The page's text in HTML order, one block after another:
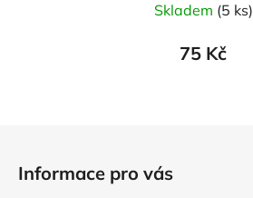
Skladem (5 ks)
75 Kč
Informace pro vás